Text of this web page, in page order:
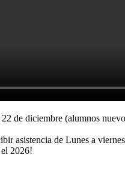
de diciembre (alumnos
asistencia de Lunes a
2026!